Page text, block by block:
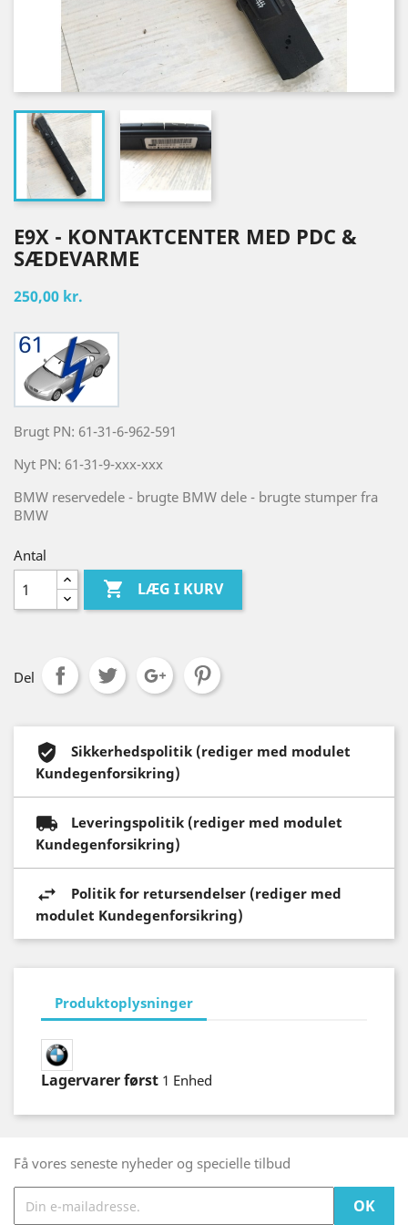
E9X - KONTAKTCENTER MED PDC &
SÆDEVARME
250,00 kr.
Brugt PN: 61-31-6-962-591
Nyt PN: 61-31-9-xxx-xxx
BMW reservedele - brugte BMW dele - brugte stumper fra
BMW
Antal
 LÆG I KURV
Del
Sikkerhedspolitik (rediger med modulet
Kundegenforsikring)
Leveringspolitik (rediger med modulet
Kundegenforsikring)
Politik for retursendelser (rediger med
modulet Kundegenforsikring)
Produktoplysninger
Lagervarer først 1 Enhed
Få vores seneste nyheder og specielle tilbud